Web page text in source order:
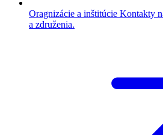
Oragnizácie a inštitúcie Kontakty
a združenia.